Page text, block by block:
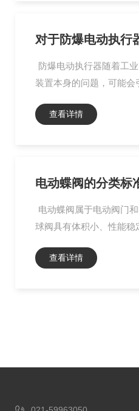
对于防爆电动执行
防爆电动执行器随着工
装置本身的问题，可能
查看详情
电动蝶阀的分类标
电动蝶阀属于电动阀门
球阀具有体积小、性能
查看详情